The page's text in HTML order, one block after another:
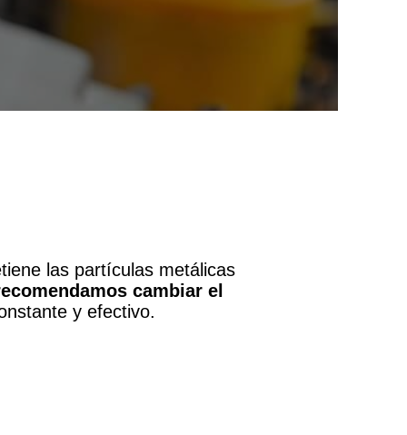
las partículas metálicas
cambiar el
y efectivo.